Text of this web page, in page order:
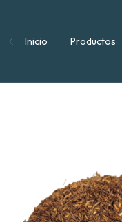
Inicio Productos